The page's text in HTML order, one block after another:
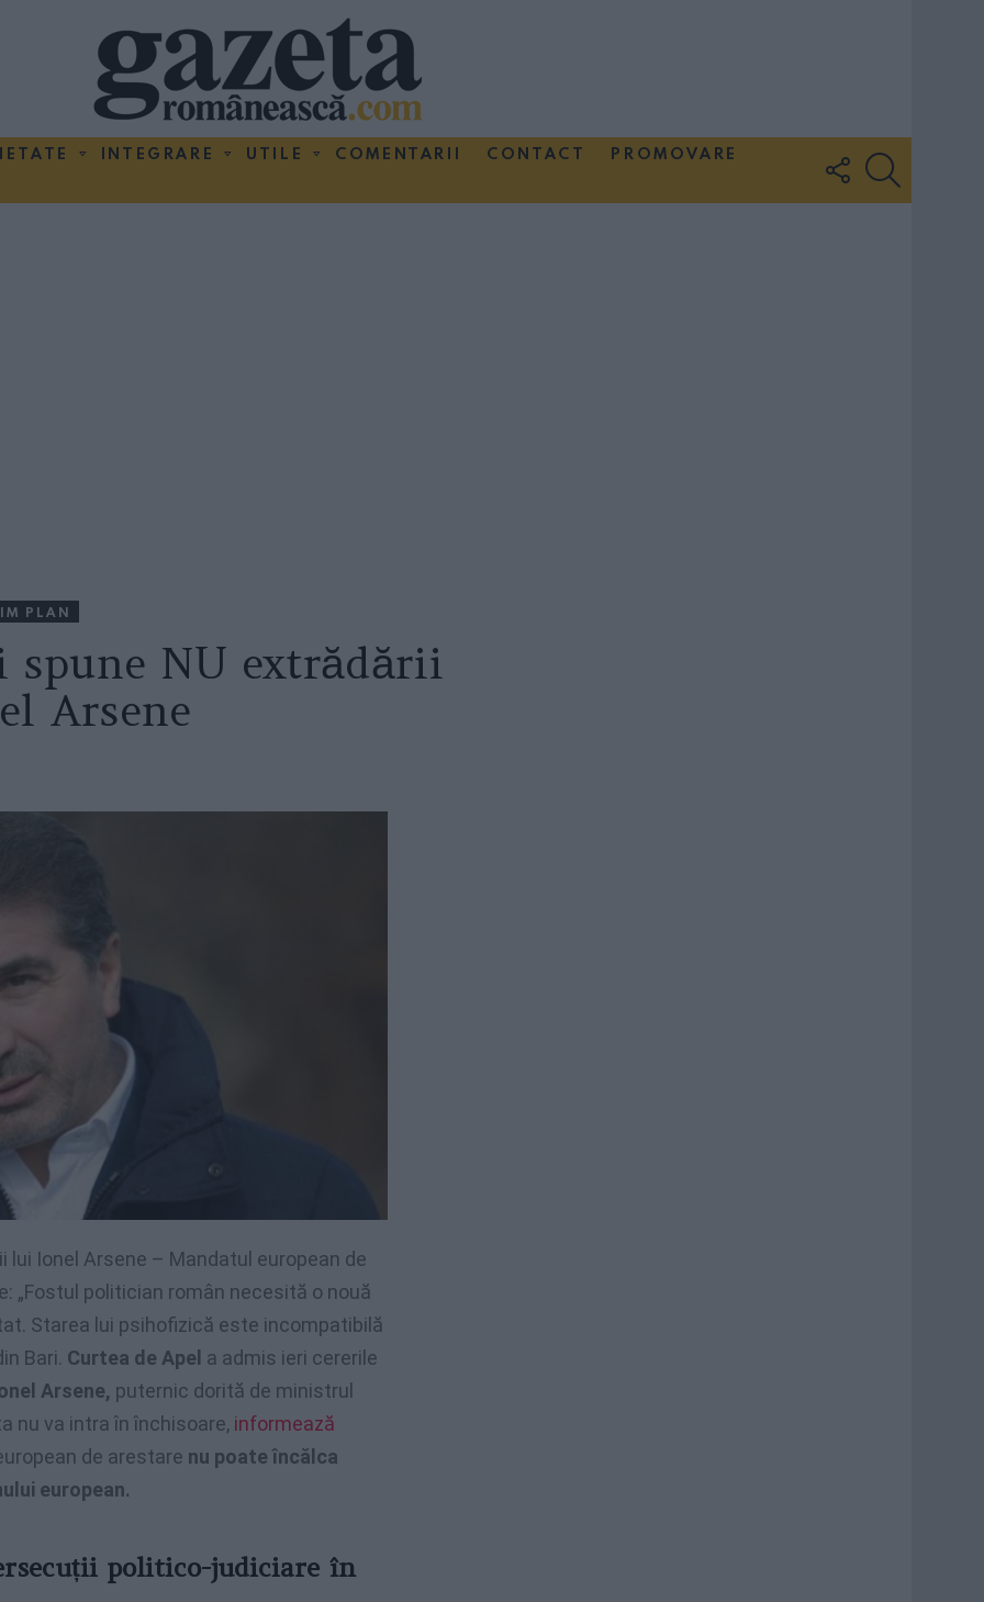
INTEGRARE UTILE COMENTARII CONTACT
PROMOVARE
FOLLOW
US
PLAN
spune NU extrădării
Arsene
lui Ionel Arsene – Mandatul european de
„Fostul politician român necesită o nouă
Starea lui psihofizică este incompatibilă
Bari. Curtea de Apel a admis ieri cererile
Arsene, puternic dorită de ministrul
nu va intra în închisoare, informează
de arestare nu poate încălca
european.
politico-judiciare în